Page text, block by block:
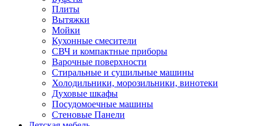
Плиты
Вытяжки
Мойки
Кухонные смесители
СВЧ и компактные приборы
Варочные поверхности
Стиральные и сушильные машины
Холодильники, морозильники, винотеки
Духовые шкафы
Посудомоечные машины
Стеновые Панели